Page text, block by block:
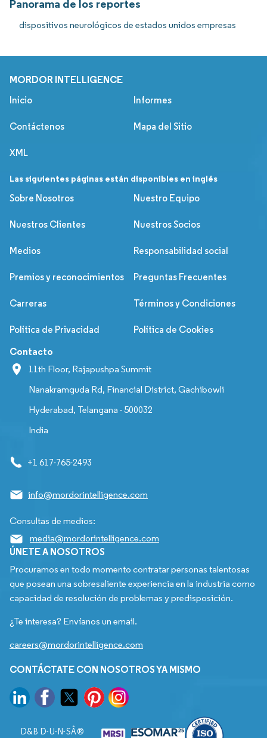
Panorama de los reportes
dispositivos neurológicos de estados unidos empresas
MORDOR INTELLIGENCE
Inicio Informes
Contáctenos Mapa del Sitio
XML
Las siguientes páginas están disponibles en inglés
Sobre Nosotros
Nuestro Equipo
Nuestros Clientes Nuestros Socios
Medios Responsabilidad social
Premios y reconocimientos Preguntas Frecuentes
Carreras Términos y Condiciones
Política de Privacidad Política de Cookies
Contacto
11th Floor, Rajapushpa Summit
Nanakramguda Rd, Financial District, Gachibowli
Hyderabad, Telangana - 500032
India
+1 617-765-2493
info@mordorintelligence.com
Consultas de medios:
media@mordorintelligence.com
ÚNETE A NOSOTROS
Procuramos en todo momento contratar personas talentosas
que posean una sobresaliente experiencia en la industria como
capacidad de resolución de problemas y predisposición.
¿Te interesa? Envíanos un email.
careers@mordorintelligence.com
CONTÁCTATE CON NOSOTROS YA MISMO
D&B D-U-N-SÂ®